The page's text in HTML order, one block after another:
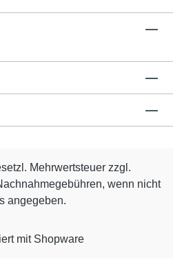
Mehrwertsteuer zzgl.
wenn nicht
angegeben.
mit Shopware